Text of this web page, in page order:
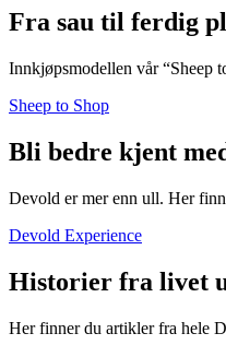
Fra sau til ferdig
Innkjøpsmodellen vår “Sheep
Sheep to Shop
Bli bedre kjent
Devold er mer enn ull. Her
Devold Experience
Historier fra livet
Her finner du artikler fra hele